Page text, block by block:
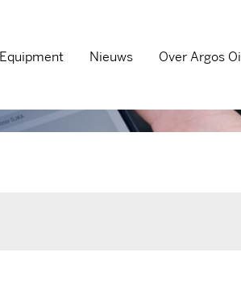
Equipment Nieuws Over Argos Oil